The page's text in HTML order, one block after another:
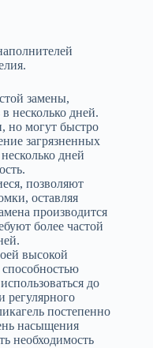
замены,
несколько дней.
но могут быстро
загрязненных
дней
позволяют
оставляя
производится
более частой
высокой
до
регулярного
постепенно
насыщения
необходимость